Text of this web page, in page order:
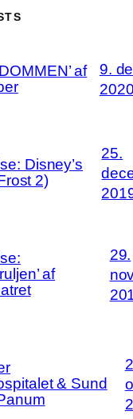
af
9.
2020
Disney’s
2)
25.
af
29.
& Sund